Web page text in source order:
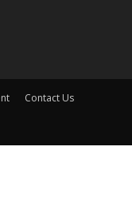
Contact Us